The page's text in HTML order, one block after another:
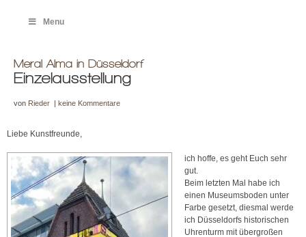
Menu
Meral Alma in Düsseldorf
Einzelausstellung
von Rieder | keine Kommentare
Liebe Kunstfreunde,
ich hoffe, es geht Euch sehr
gut.
Beim letzten Mal habe ich
einen Museumsboden unter
Farbe gesetzt, diesmal werde
ich Düsseldorfs historischen
Uhrenturm mit übergroßen